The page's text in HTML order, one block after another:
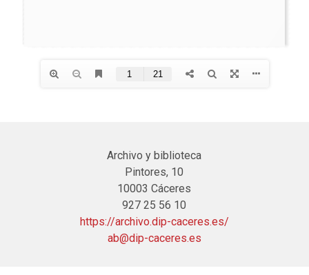
Archivo y biblioteca
Pintores, 10
10003 Cáceres
927 25 56 10
https://archivo.dip-caceres.es/
ab@dip-caceres.es